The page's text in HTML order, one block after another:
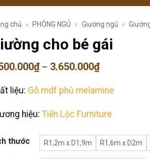
chủ » PHÒNG NGỦ » Giường ngủ »
cho bé gái
₫ – 3.650.000₫Khoảng
giá:
2.500.000₫
liệu: Gỗ mdf phủ melamine
hiệu: Tiến Lộc Furniture
thước R1,2m x D1,9m R1,6m x D2m